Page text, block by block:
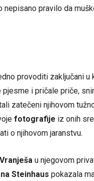
nepisano pravilo da
provoditi zaključani u
pjesme i pričale priče,
zatečeni njihovom
fotografije iz onih
o njihovom jaranstvu.
u njegovom
Steinhaus pokazala